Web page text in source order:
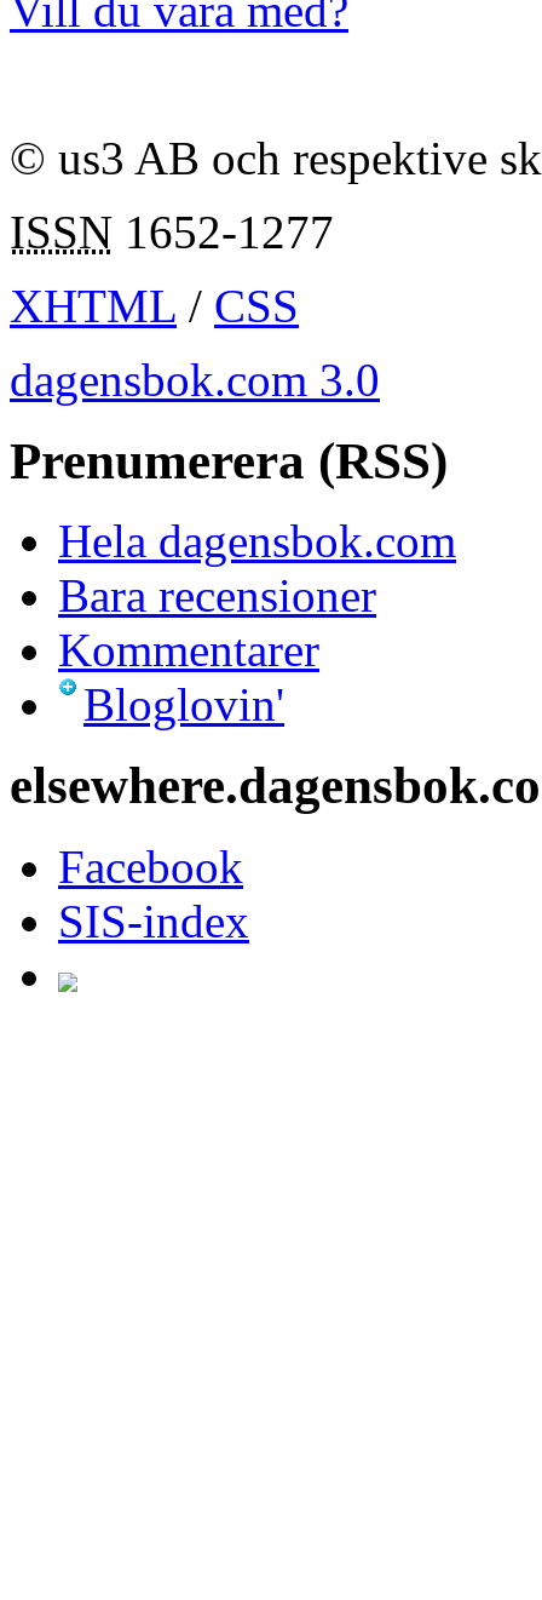
© us3 AB och respektive
ISSN 1652-1277
XHTML / CSS
dagensbok.com 3.0
Prenumerera (RSS)
Hela dagensbok.com
Bara recensioner
Kommentarer
Bloglovin'
Facebook
SIS-index